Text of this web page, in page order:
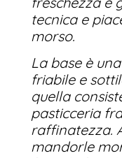
tecnica e
morso.
La base è
friabile e
quella
pasticceria
raffinatezza.
mandorle